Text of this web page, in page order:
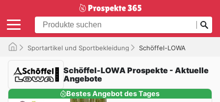
Sportartikel und Sportbekleidung Schöffel-LOWA
Schöffel-LOWA Prospekte - Aktuelle
Angebote
Bestes Angebot des Tages